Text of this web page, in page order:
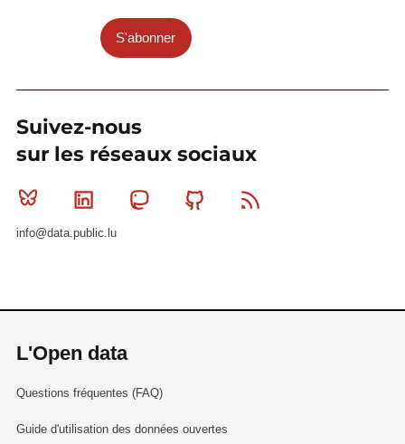
S'abonner
Suivez-nous
sur les réseaux sociaux
Bluesky Linkedin MastodonGithub
info@data.public.lu
L'Open data
Questions fréquentes (FAQ)
Guide d'utilisation des données ouvertes